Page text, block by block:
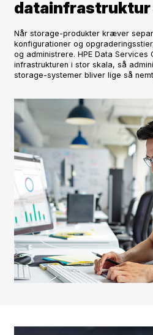
datainfrastruktur
Når storage-produkter kræver
konfigurationer og
og administrere. HPE Data Services
infrastrukturen i stor skala, så
storage-systemer bliver lige så